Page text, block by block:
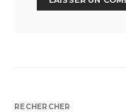
RECHERCHER